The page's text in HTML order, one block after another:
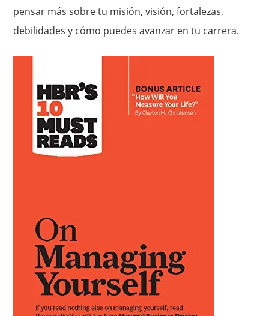
pensar más sobre tu misión, visión, fortalezas,
debilidades y cómo puedes avanzar en tu carrera.